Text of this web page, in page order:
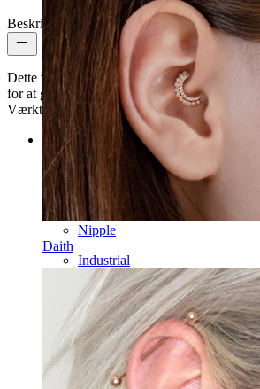
Daith
Beskrivelse
Dette værktøj bruges til at sortere/finde/
for at gøre proceduren nemmere for piercere.
Værktøjet er 12,7 cm langt og lavet af rustfrit
Kategorier
Navle
Læbe
Nipple
Industrial
Dermal
Helix
Øre
Septum